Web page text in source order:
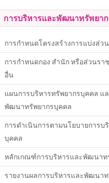
การบริหารและพัฒนาทรัพยา
การกำหนดโครงสร้างการแบ่งส่ว
การกำหนดกอง สำนัก หรือส่วนรา
อื่น
แผนการบริหารทรัพยากรบุคคล แ
พัฒนาทรัพยากรบุคคล
การดำเนินการตามนโยบายการบ
บุคคล
หลักเกณฑ์การบริหารและพัฒนาท
รายงานผลการบริหารและพัฒนา